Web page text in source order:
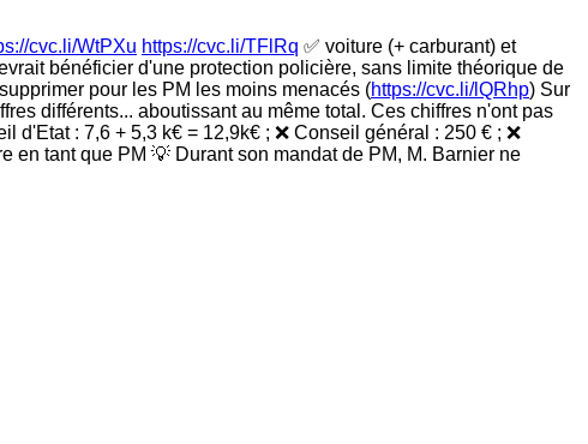
cvc.li/WtPXu https://cvc.li/TFlRq ✅ voiture (+ carburant) et
bénéficier d'une protection policière, sans limite théorique de
pour les PM les moins menacés (https://cvc.li/lQRhp) Sur
différents... aboutissant au même total. Ces chiffres n'ont pas
d'Etat : 7,6 + 5,3 k€ = 12,9k€ ; ❌ Conseil général : 250 € ; ❌
en tant que PM 💡 Durant son mandat de PM, M. Barnier ne